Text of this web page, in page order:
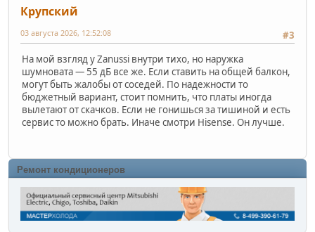
Крупский
#3
03 августа 2026, 12:52:08
На мой взгляд у Zanussi внутри тихо, но наружка
шумновата — 55 дБ все же. Если ставить на общей балкон,
могут быть жалобы от соседей. По надежности то
бюджетный вариант, стоит помнить, что платы иногда
вылетают от скачков. Если не гонишься за тишиной и есть
сервис то можно брать. Иначе смотри Hisense. Он лучше.
Ремонт кондиционеров